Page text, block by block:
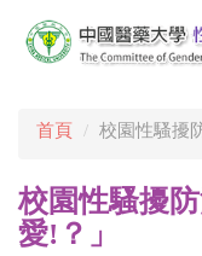
首頁 校園性騷擾
校園性騷擾
愛!？」